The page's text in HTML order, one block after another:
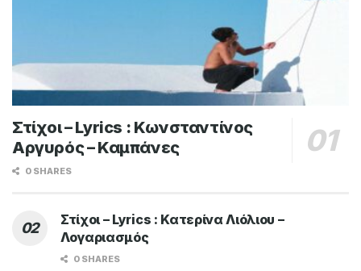
Στίχοι – Lyrics : Κωνσταντίνος
Αργυρός – Καμπάνες
0 SHARES
Στίχοι – Lyrics : Κατερίνα Λιόλιου –
Λογαριασμός
0 SHARES